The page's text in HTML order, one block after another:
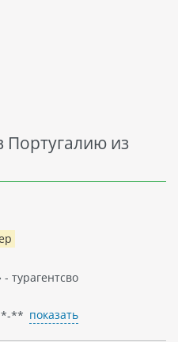
Португалию из
- турагентсво
** показать